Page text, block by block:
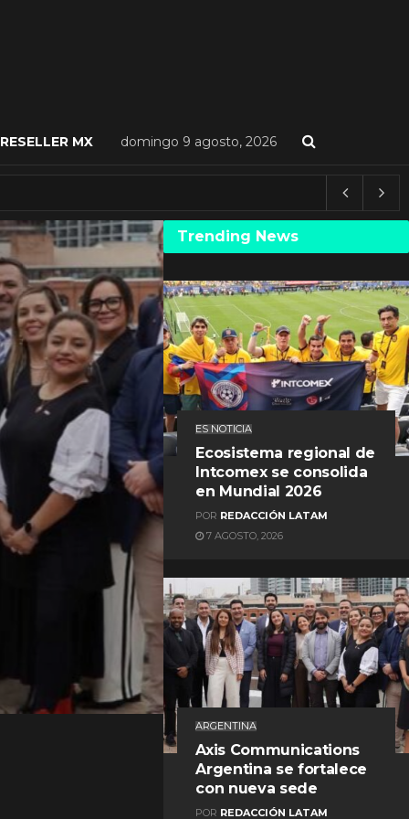
RESELLER MX domingo 9 agosto, 2026
Trending News
ES NOTICIA
Ecosistema regional de
Intcomex se consolida
en Mundial 2026
POR REDACCIÓN LATAM
7 AGOSTO, 2026
ARGENTINA
Axis Communications
Argentina se fortalece
con nueva sede
POR REDACCIÓN LATAM